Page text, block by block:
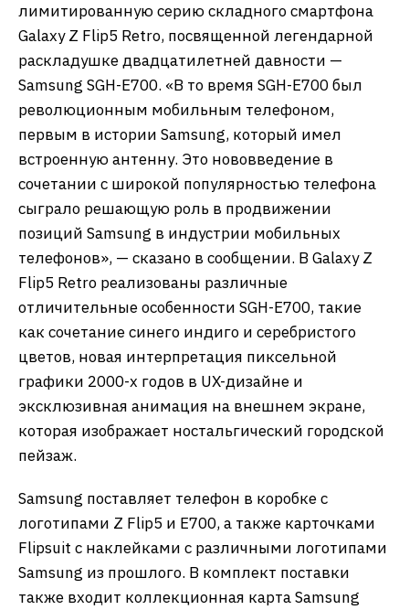
лимитированную серию складного смартфона
Galaxy Z Flip5 Retro, посвященной легендарной
раскладушке двадцатилетней давности —
Samsung SGH-E700. «В то время SGH-E700 был
революционным мобильным телефоном,
первым в истории Samsung, который имел
встроенную антенну. Это нововведение в
сочетании с широкой популярностью телефона
сыграло решающую роль в продвижении
позиций Samsung в индустрии мобильных
телефонов», — сказано в сообщении. В Galaxy Z
Flip5 Retro реализованы различные
отличительные особенности SGH-E700, такие
как сочетание синего индиго и серебристого
цветов, новая интерпретация пиксельной
графики 2000-х годов в UX-дизайне и
эксклюзивная анимация на внешнем экране,
которая изображает ностальгический городской
пейзаж.
Samsung поставляет телефон в коробке с
логотипами Z Flip5 и E700, а также карточками
Flipsuit с наклейками с различными логотипами
Samsung из прошлого. В комплект поставки
также входит коллекционная карта Samsung